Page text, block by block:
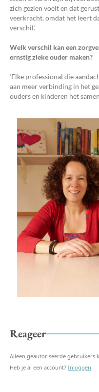
zich gezien voelt en dat
veerkracht, omdat het leert
verschil.’
Welk verschil kan een
ernstig zieke ouder maken?
‘Elke professional die
aan meer verbinding in het
ouders en kinderen het
Reageer
Alleen geautoriseerde gebruikers
Heb je al een account? Inloggen